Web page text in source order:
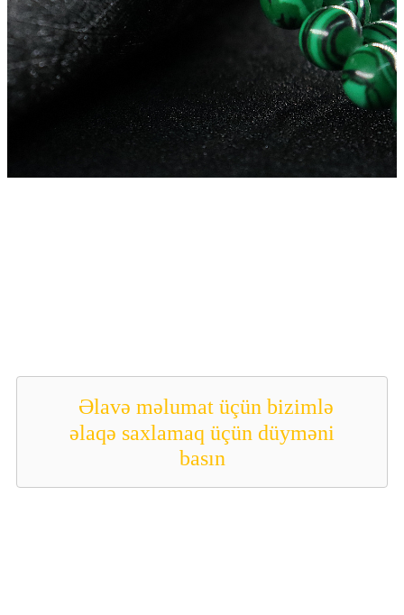
Əlavə məlumat üçün bizimlə
əlaqə saxlamaq üçün düyməni
basın